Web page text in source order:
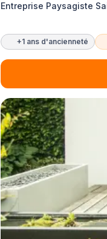
Entreprise Paysagiste
+1 ans d'ancienneté